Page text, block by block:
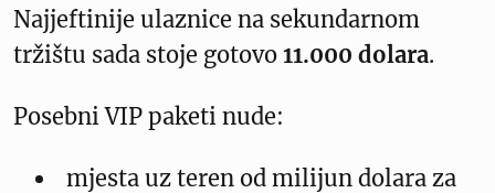
Najjeftinije ulaznice na sekundarnom
tržištu sada stoje gotovo 11.000 dolara.
Posebni VIP paketi nude:
mjesta uz teren od milijun dolara za